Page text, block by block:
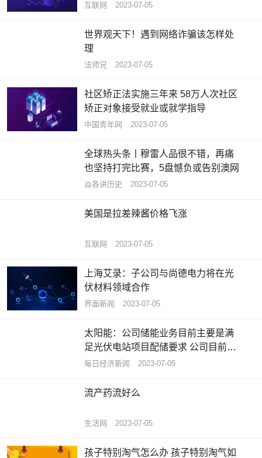
互联网 2023-07-05
世界观天下！遇到网络诈骗该怎样处
理
法师兄 2023-07-05
社区矫正法实施三年来 58万人次社区
矫正对象接受就业或就学指导
中国青年网 2023-07-05
全球热头条丨穆雷人品很不错，再痛
也坚持打完比赛，5盘憾负或告别澳网
焱各讲历史 2023-07-05
美国是拉差辣酱价格飞涨
互联网 2023-07-05
上海艾录：子公司与尚德电力将在光
伏材料领域合作
界面新闻 2023-07-05
太阳能：公司储能业务目前主要是满
足光伏电站项目配储要求 公司目前没
有投资储能设备制造
每日经济新闻 2023-07-05
流产药流好么
生活网 2023-07-05
孩子特别淘气怎么办 孩子特别淘气如